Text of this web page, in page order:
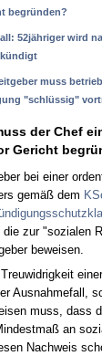
be­gründen?
52jähri­ger wird
muss
"schlüssig"
der Chef
Ge­richt
bei ei­ner
gemäß dem
die zur "so­zia­len
be­wei­sen.
Aus­nah­me­fall,
muss, dass
an
Nach­weis